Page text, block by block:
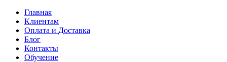
Главная
Клиентам
Оплата и Доставка
Блог
Контакты
Обучение